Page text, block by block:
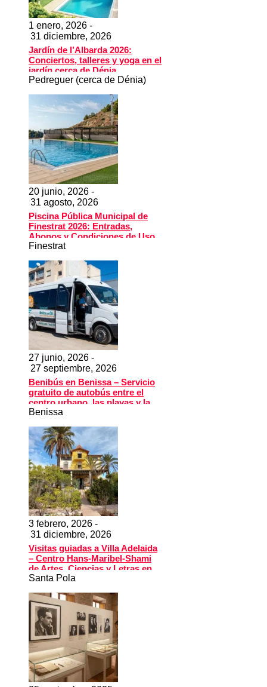
1 enero, 2026 -
31 diciembre, 2026
Jardín de l’Albarda 2026:
Conciertos, talleres y yoga en el
jardín cerca de Dénia
Pedreguer (cerca de Dénia)
20 junio, 2026 -
31 agosto, 2026
Piscina Pública Municipal de
Finestrat 2026: Entradas,
Abonos y Condiciones de Uso
Finestrat
27 junio, 2026 -
27 septiembre, 2026
Benibús en Benissa – Servicio
gratuito de autobús entre el
centro urbano, las playas y la
piscina municipal
Benissa
3 febrero, 2026 -
31 diciembre, 2026
Visitas guiadas a Villa Adelaida
– Centro Hans-Maribel-Shami
de Artes, Ciencias y Letras en
Santa Pola
Santa Pola